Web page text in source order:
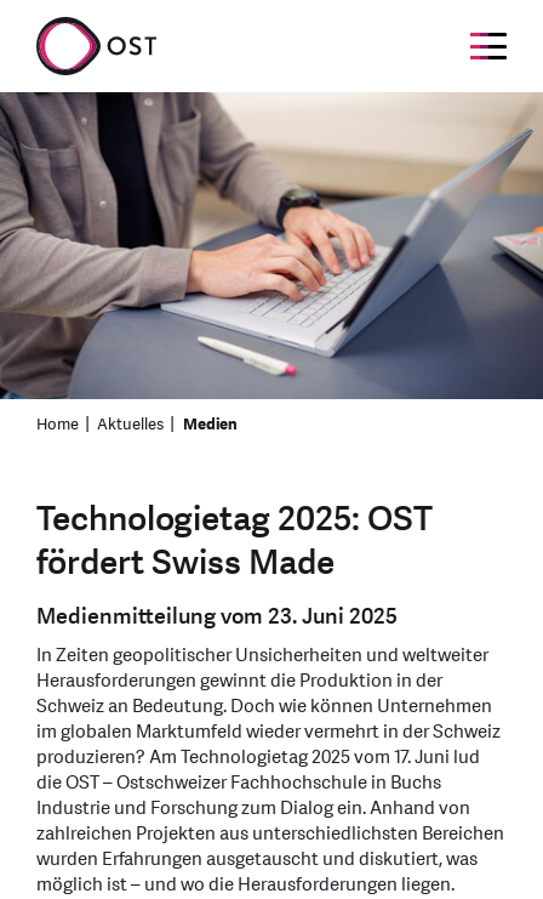
Home Aktuelles Medien
Technologietag 2025: OST
fördert Swiss Made
Medienmitteilung vom 23. Juni 2025
In Zeiten geopolitischer Unsicherheiten und weltweiter
Herausforderungen gewinnt die Produktion in der
Schweiz an Bedeutung. Doch wie können Unternehmen
im globalen Marktumfeld wieder vermehrt in der Schweiz
produzieren? Am Technologietag 2025 vom 17. Juni lud
die OST – Ostschweizer Fachhochschule in Buchs
Industrie und Forschung zum Dialog ein. Anhand von
zahlreichen Projekten aus unterschiedlichsten Bereichen
wurden Erfahrungen ausgetauscht und diskutiert, was
möglich ist – und wo die Herausforderungen liegen.